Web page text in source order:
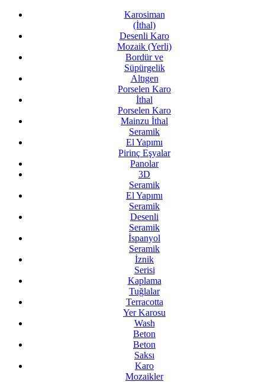
Karosiman
(İthal)
Desenli Karo
Mozaik (Yerli)
Bordür ve
Süpürgelik
Altıgen
Porselen Karo
İthal
Porselen Karo
Mainzu İthal
Seramik
El Yapımı
Pirinç Eşyalar
Panolar
3D
Seramik
El Yapımı
Seramik
Desenli
Seramik
İspanyol
Seramik
İznik
Serisi
Kaplama
Tuğlalar
Terracotta
Yer Karosu
Wash
Beton
Beton
Saksı
Karo
Mozaikler